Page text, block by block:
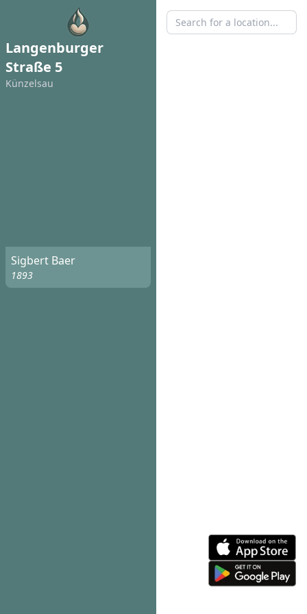
Langenburger
Straße 5
Künzelsau
Sigbert Baer
1893